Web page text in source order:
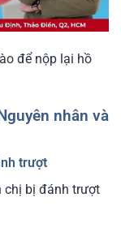
để nộp lại hồ
nhân và
trượt
chị bị đánh trượt